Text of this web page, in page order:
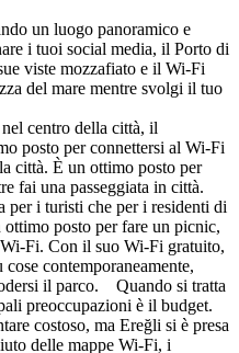
un luogo panoramico e
i tuoi social media, il Porto di
viste mozzafiato e il Wi-Fi
del mare mentre svolgi il tuo
centro della città, il
posto per connettersi al Wi-Fi
città. È un ottimo posto per
fai una passeggiata in città.
per i turisti che per i residenti di
posto per fare un picnic,
Fi. Con il suo Wi-Fi gratuito,
contemporaneamente,
il parco. Quando si tratta
preoccupazioni è il budget.
costoso, ma Ereğli si è presa
delle mappe Wi-Fi, i